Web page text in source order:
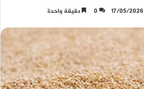
0 دقيقة واحدة